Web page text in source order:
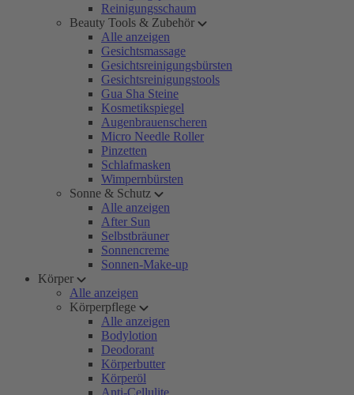
Reinigungsschaum
Beauty Tools & Zubehör
Alle anzeigen
Gesichtsmassage
Gesichtsreinigungsbürsten
Gesichtsreinigungstools
Gua Sha Steine
Kosmetikspiegel
Augenbrauenscheren
Micro Needle Roller
Pinzetten
Schlafmasken
Wimpernbürsten
Sonne & Schutz
Alle anzeigen
After Sun
Selbstbräuner
Sonnencreme
Sonnen-Make-up
Körper
Alle anzeigen
Körperpflege
Alle anzeigen
Bodylotion
Deodorant
Körperbutter
Körperöl
Anti-Cellulite